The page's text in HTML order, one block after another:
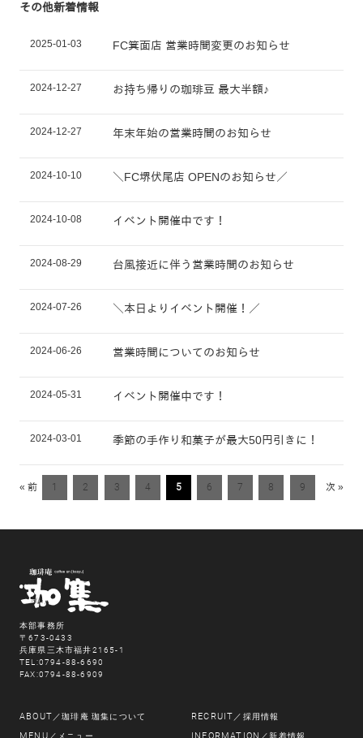
その他新着情報
2025-01-03 FC箕面店 営業時間変更のお知らせ
2024-12-27 お持ち帰りの珈琲豆 最大半額♪
2024-12-27 年末年始の営業時間のお知らせ
2024-10-10 ＼FC堺伏尾店 OPENのお知らせ／
2024-10-08 イベント開催中です！
2024-08-29 台風接近に伴う営業時間のお知らせ
2024-07-26 ＼本日よりイベント開催！／
2024-06-26 営業時間についてのお知らせ
2024-05-31 イベント開催中です！
2024-03-01 季節の手作り和菓子が最大50円引きに！
« 前 1 2 3 4 5 6 7 8 9 次 »
本部事務所
〒673-0433
兵庫県三木市福井2165-1
TEL:0794-88-6690
FAX:0794-88-6909
ABOUT ／珈琲庵 珈集について RECRUIT ／採用情報
MENU ／メニュー INFORMATION ／新着情報